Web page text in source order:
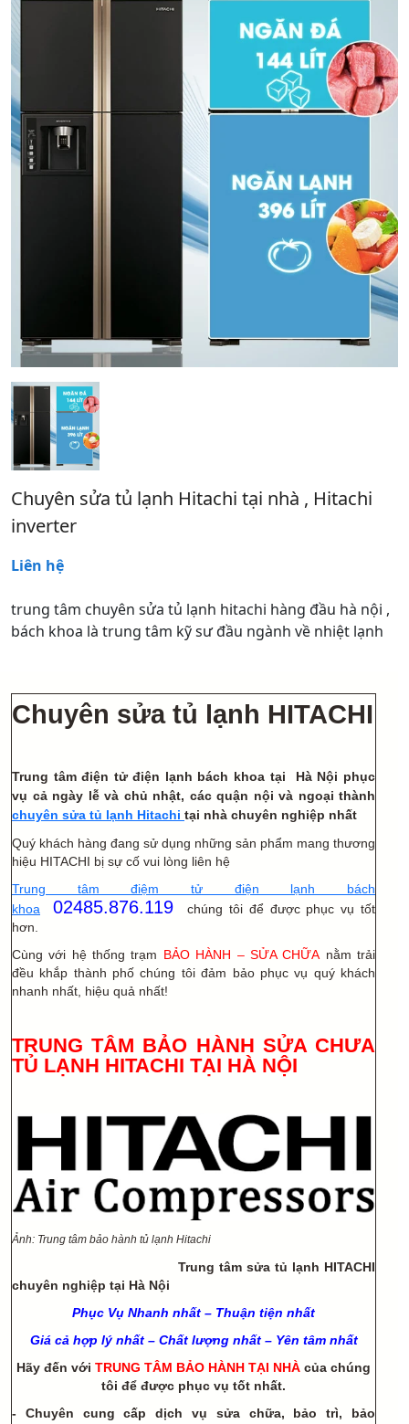
Chuyên sửa tủ lạnh Hitachi tại nhà , Hitachi
inverter
Liên hệ
trung tâm chuyên sửa tủ lạnh hitachi hàng đầu hà nội ,
bách khoa là trung tâm kỹ sư đầu ngành về nhiệt lạnh
Chuyên sửa tủ lạnh HITACHI
Trung tâm điện tử điện lạnh bách khoa tại Hà Nội phục
vụ cả ngày lễ và chủ nhật, các quận nội và ngoại thành
chuyên sửa tủ lạnh Hitachi tại nhà chuyên nghiệp nhất
Quý khách hàng đang sử dụng những sản phẩm mang thương
hiệu HITACHI bị sự cố vui lòng liên hệ
Trung tâm điệm tử điện lạnh bách
khoa
02485.876.119
chúng tôi để được phục vụ tốt
hơn.
Cùng với hệ thống trạm BẢO HÀNH – SỬA CHỮA nằm trải
đều khắp thành phố chúng tôi đảm bảo phục vụ quý khách
nhanh nhất, hiệu quả nhất!
TRUNG TÂM BẢO HÀNH SỬA CHƯA
TỦ LẠNH HITACHI TẠI HÀ NỘI
Ảnh: Trung tâm bảo hành tủ lạnh Hitachi
Trung tâm sửa tủ lạnh HITACHI
chuyên nghiệp tại Hà Nội
Phục Vụ Nhanh nhất – Thuận tiện nhất
Giá cả hợp lý nhất – Chất lượng nhất – Yên tâm nhất
Hãy đến với TRUNG TÂM BẢO HÀNH TẠI NHÀ của chúng
tôi để được phục vụ tốt nhất.
-
Chuyên cung cấp dịch vụ sửa chữa, bảo trì, bảo